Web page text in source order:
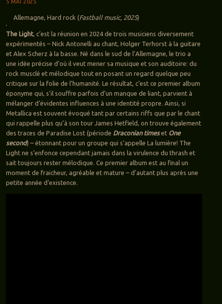
5 MAI 2025
Allemagne, Hard rock (Fastball music, 2025)
The Light, c’est la réunion en 2024 de trois musiciens diversement
expérimentés – Nick Antonelli au chant, Holger Terhorst à la guitare
et Alex Scherz à la basse. Né dans le sud de l’Allemagne, le trio a
une idée précise d’où il veut mener sa musique et son auditoire: du
rock musclé et mélodique tout en posant un regard quelque peu
critique sur la folie de l’humanité. Le résultat, c’est ce premier album
éponyme qui, s’il souffre parfois d’un manque de liant, parvient à
mélanger d’évidentes influences à une identité propre. Ainsi, si
Metallica est souvent évoqué tant par certains riffs que par le chant
qui rappelle plus qu’à son tour James Hetfield, on trouve également
des traces de Paradise Lost (période Draconian timeset One
second) – étonnant pour un groupe qui s’appelle La lumière! The
Light ne s’enfonce cependant jamais dans la virulence du thrash et
sait toujours rester mélodique. Ce premier album est au final un
moment de fraicheur, agréable et mature – d’autant plus après une
petite année d’existence.